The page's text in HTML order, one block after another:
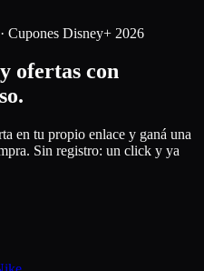
· Cupones Disney+ 2026
ofertas con
en tu propio enlace y ganá una
Sin registro: un click y ya